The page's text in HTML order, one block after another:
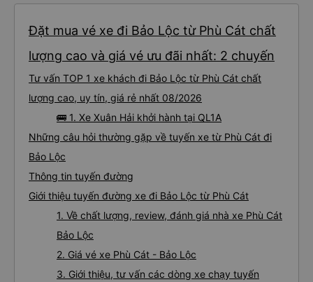
Đặt mua vé xe đi Bảo Lộc từ Phù Cát chất
lượng cao và giá vé ưu đãi nhất: 2 chuyến
Tư vấn TOP 1 xe khách đi Bảo Lộc từ Phù Cát chất
lượng cao, uy tín, giá rẻ nhất 08/2026
🚌 1. Xe Xuân Hải khởi hành tại QL1A
Những câu hỏi thường gặp về tuyến xe từ Phù Cát đi
Bảo Lộc
Thông tin tuyến đường
Giới thiệu tuyến đường xe đi Bảo Lộc từ Phù Cát
1. Về chất lượng, review, đánh giá nhà xe Phù Cát
Bảo Lộc
2. Giá vé xe Phù Cát - Bảo Lộc
3. Giới thiệu, tư vấn các dòng xe chạy tuyến